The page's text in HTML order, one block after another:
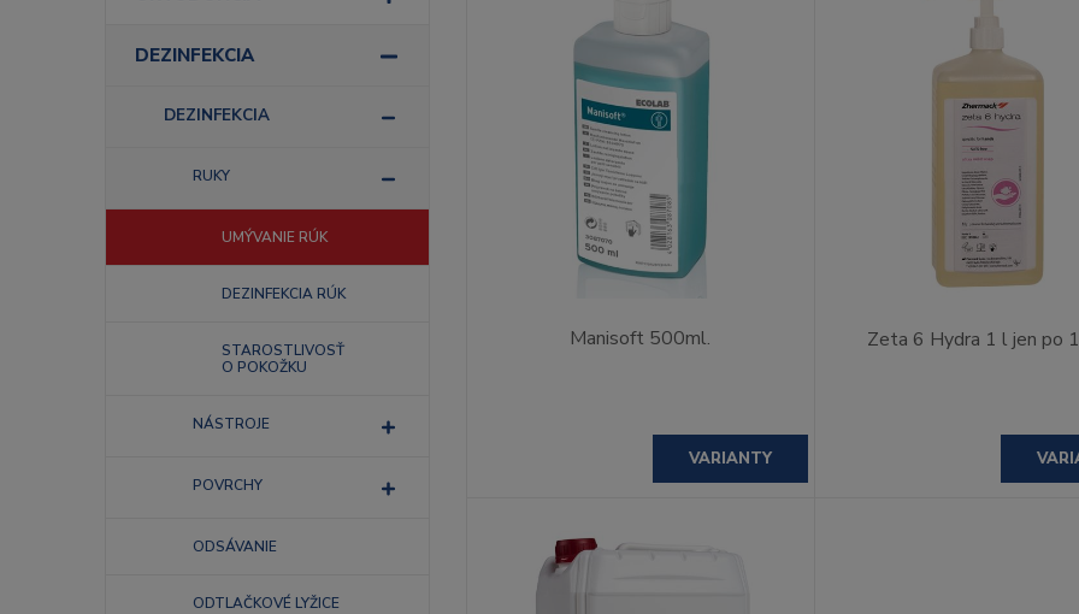
DEZINFEKCIA
DEZINFEKCIA
RUKY
UMÝVANIE RÚK
DEZINFEKCIA RÚK
STAROSTLIVOSŤ
O POKOŽKU
NÁSTROJE
POVRCHY
ODSÁVANIE
ODTLAČKOVÉ LYŽICE
Manisoft 500ml.
VARIANTY
Zeta 6 Hydra 1 l jen po